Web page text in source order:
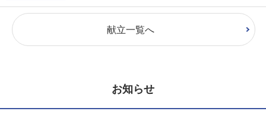
献立一覧へ
お知らせ